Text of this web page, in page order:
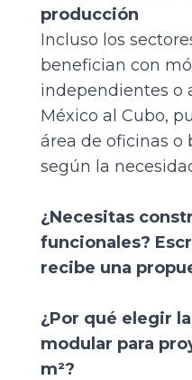
producción
Incluso los
benefician con
independientes o
México al Cubo,
área de oficinas o
según la
¿Necesitas
funcionales?
recibe una
¿Por qué elegir
modular para
m²?